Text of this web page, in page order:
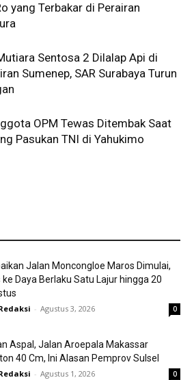
yang Terbakar di Perairan
Sentosa 2 Dilalap Api di
Sumenep, SAR Surabaya Turun
OPM Tewas Ditembak Saat
Pasukan TNI di Yahukimo
Jalan Moncongloe Maros Dimulai,
ke Daya Berlaku Satu Lajur hingga 20
- Agustus 3, 2026 0
Aspal, Jalan Aroepala Makassar
40 Cm, Ini Alasan Pemprov Sulsel
- Agustus 1, 2026 0